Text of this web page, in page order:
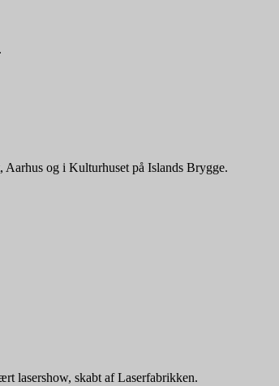
og i Kulturhuset på Islands Brygge.
lasershow, skabt af Laserfabrikken.